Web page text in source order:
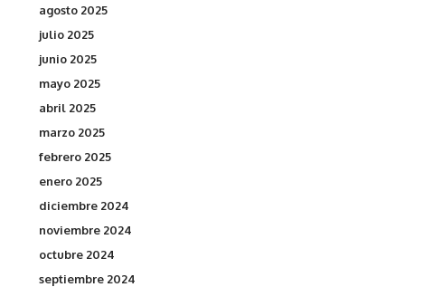
agosto 2025
julio 2025
junio 2025
mayo 2025
abril 2025
marzo 2025
febrero 2025
enero 2025
diciembre 2024
noviembre 2024
octubre 2024
septiembre 2024